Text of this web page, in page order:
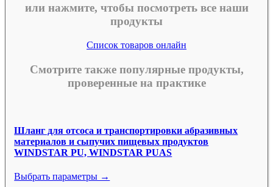
или нажмите, чтобы посмотреть все наши
продукты
Список товаров онлайн
Смотрите также популярные продукты,
проверенные на практике
Шланг для отсоса и транспортировки абразивных
материалов и сыпучих пищевых продуктов
WINDSTAR PU, WINDSTAR PUAS
Выбрать параметры →